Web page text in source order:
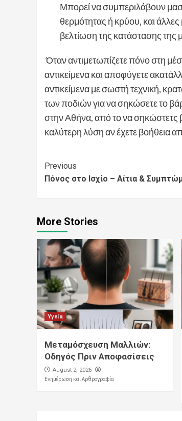
Μπορεί να συμπεριλάβουν
θερμότητας ή κρύου, και
βελτίωση της κατάστασης της
Όταν αντιμετωπίζετε πόνο στη
αντικείμενα και αποφύγετε
αντικείμενα με σωστή τεχνική,
των ποδιών για να σηκώσετε το
στην Αθήνα, από το να σηκώστετς
καλύτερη λύση αν έχετε βοήθεια
Continue
Reading
Previous
Πόνος στο Ισχίο – Αίτια &
More Stories
Υγεία
Μεταμόσχευση Μαλλιών:
Οδηγός Πριν Αποφασίσεις
August 2, 2026
Ενημέρωση και Αρθρογραφία